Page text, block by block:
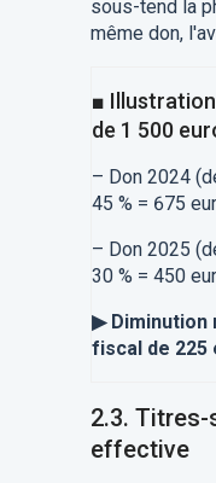
sous-tend la
même don,
■
de 1 500
– Don 2024
45 % = 675
– Don 2025
30 % = 450
▶ Diminution
fiscal de 225
2.3.
effective